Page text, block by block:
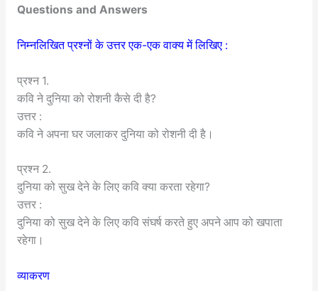
Questions and Answers
निम्नलिखित प्रश्नों के उत्तर एक-एक वाक्य में लिखिए :
प्रश्न 1.
कवि ने दुनिया को रोशनी कैसे दी है?
उत्तर :
कवि ने अपना घर जलाकर दुनिया को रोशनी दी है।
प्रश्न 2.
दुनिया को सुख देने के लिए कवि क्या करता रहेगा?
उत्तर :
दुनिया को सुख देने के लिए कवि संघर्ष करते हुए अपने आप को खपाता
रहेगा।
व्याकरण